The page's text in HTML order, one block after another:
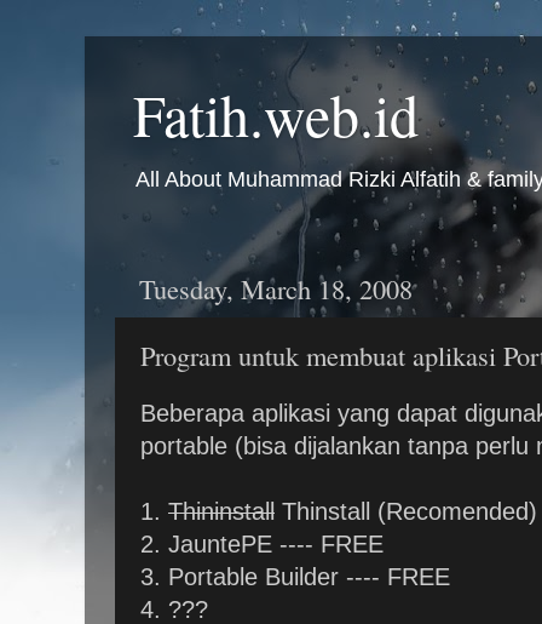
Fatih.web.id
All About Muhammad Rizki Alfatih &
Tuesday, March 18, 2008
Program untuk membuat aplikasi
Beberapa aplikasi yang dapat
portable (bisa dijalankan tanpa perlu
1. Thininstall Thinstall
2. JauntePE ---- FREE
3. Portable Builder ---- FREE
4. ???